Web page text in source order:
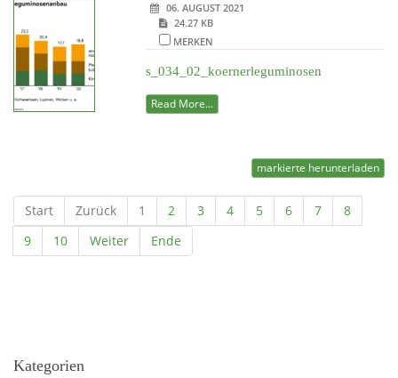
06. AUGUST 2021
24.27 KB
MERKEN
s_034_02_koernerleguminosen
Read More...
markierte herunterladen
Start Zurück 1 2 3 4 5 6 7
8
9
10 Weiter Ende
Kategorien